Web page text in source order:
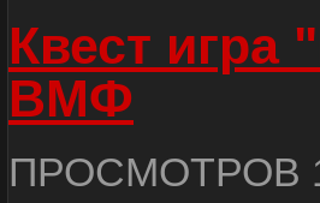
Квест
ВМФ
ПРОСМОТРОВ